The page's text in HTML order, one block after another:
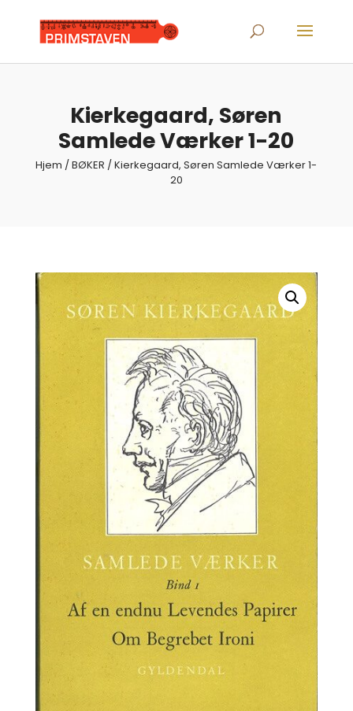
search
Kierkegaard, Søren
Samlede Værker 1-20
Hjem /BØKER / Kierkegaard, Søren Samlede Værker 1-
20